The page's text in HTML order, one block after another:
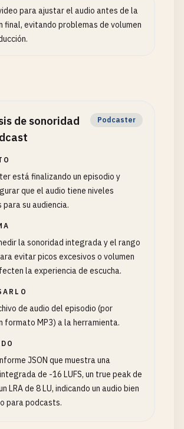
para ajustar el audio antes de la
final, evitando problemas de volumen
de sonoridad
Podcaster
está finalizando un episodio y
que el audio tiene niveles
para su audiencia.
la sonoridad integrada y el rango
evitar picos excesivos o volumen
la experiencia de escucha.
de audio del episodio (por
formato MP3) a la herramienta.
JSON que muestra una
de -16 LUFS, un true peak de
LRA de 8 LU, indicando un audio bien
para podcasts.